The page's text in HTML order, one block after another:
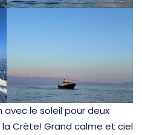
le soleil pour deux
la Crète! Grand calme et ciel